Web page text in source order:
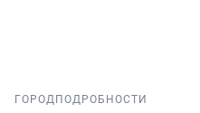
ГОРОД ПОДРОБНОСТИ